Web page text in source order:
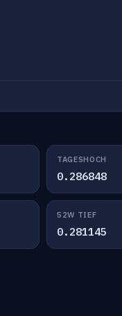
TAGESHOCH
0.286848
52W TIEF
0.281145